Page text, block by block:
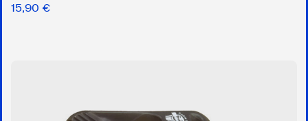
15,90 €